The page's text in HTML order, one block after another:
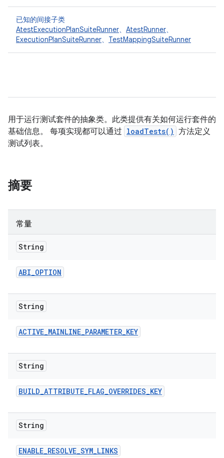
已知的间接子类
AtestExecutionPlanSuiteRunner、 AtestRunner、
ExecutionPlanSuiteRunner、 TestMappingSuiteRunner
用于运行测试套件的抽象类。此类提供有关如何运行套件的
基础信息。 每项实现都可以通过 loadTests() 方法定义
测试列表。
摘要
常量
String
ABI_OPTION
String
ACTIVE_MAINLINE_PARAMETER_KEY
String
BUILD_ATTRIBUTE_FLAG_OVERRIDES_KEY
String
ENABLE_RESOLVE_SYM_LINKS